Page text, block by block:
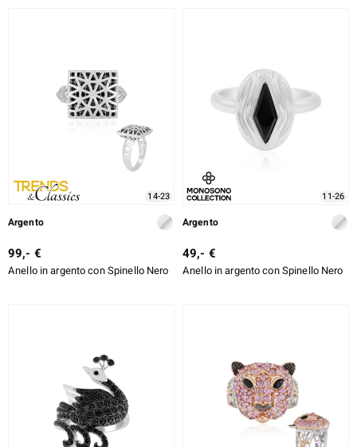
TAGLIO ESATTO
14-23
Argento
99,- €
Anello in argento con Spinello Nero
11-26
Argento
49,- €
Anello in argento con Spinello Nero